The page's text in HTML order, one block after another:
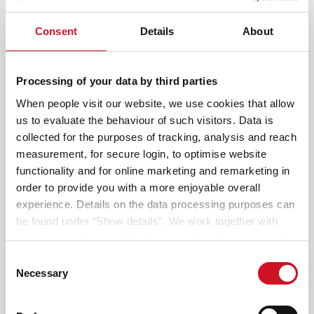
Consent Details About
Processing of your data by third parties
When people visit our website, we use cookies that allow
us to evaluate the behaviour of such visitors. Data is
collected for the purposes of tracking, analysis and reach
measurement, for secure login, to optimise website
functionality and for online marketing and remarketing in
order to provide you with a more enjoyable overall
experience. Details on the data processing purposes can
be found under “Show details”. We work together with
service providers and third parties who also process the
necessary. If you click the “Allow cookies” button or
select individual cookies in the detailed view, you provide
your consent to the processing of your data for the
Selection
Necessary
2
oder schlägt eine Alternative vor.
Just Camp Active
Zeit
Wo möchtest du das Fahrzeug besichtigen?